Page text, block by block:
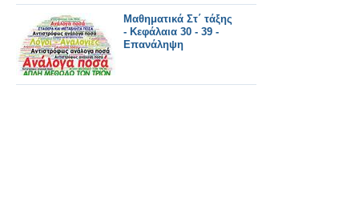
«Τίποτα δεν σταματά
σε αυτή τη χώρα!»
Μαθηματικά Στ΄ τάξης
- Κεφάλαια 30 - 39 -
Επανάληψη